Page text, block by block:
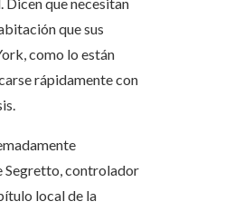
Dicen que necesitan
que sus
como lo están
rápidamente con
Segretto, controlador
local de la